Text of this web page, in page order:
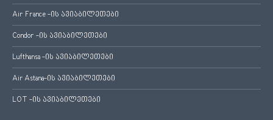
Air France -ის ავიაბილეთები
Condor -ის ავიაბილეთები
Lufthansa -ის ავიაბილეთები
Air Astana-ის ავიაბილეთები
LOT -ის ავიაბილეთები